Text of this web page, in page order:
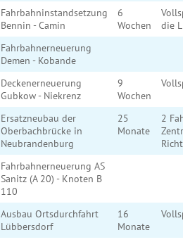
Fahrbahninstandsetzung
Bennin - Camin
6
Wochen
die L
Fahrbahnerneuerung
Demen - Kobande
Deckenerneuerung
Gubkow - Niekrenz
9
Wochen
Ersatzneubau der
Oberbachbrücke in
Neubrandenburg
25
Monate
2
Fahrbahnerneuerung AS
Sanitz (A 20) - Knoten B
110
Ausbau Ortsdurchfahrt
Lübbersdorf
16
Monate